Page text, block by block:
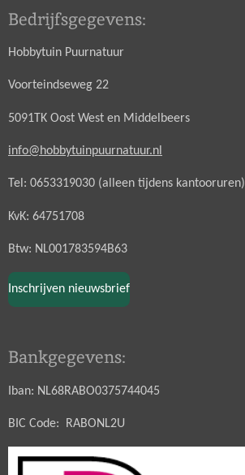
Bedrijfsgegevens:
Hobbytuin Puurnatuur
Voorteindseweg 22
5091TK Oost West en Middelbeers
info@hobbytuinpuurnatuur.nl
Tel: 0653319030 (alleen tijdens kantooruren)
KvK: 64751708
Btw: NL001783594B63
Inschrijven nieuwsbrief
Bankgegevens:
Iban: NL68RABO0375744045
BIC Code: RABONL2U